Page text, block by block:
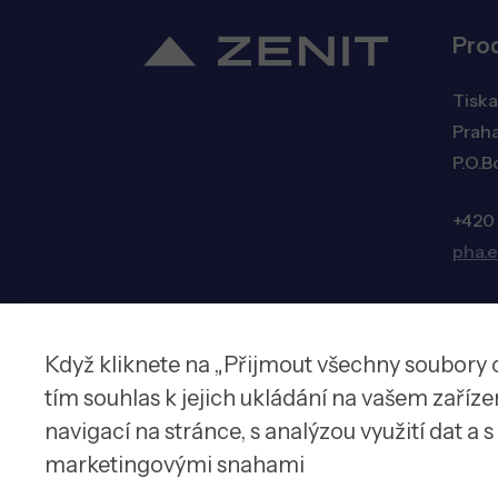
Když kliknete na „Přijmout všechny soubory
tím souhlas k jejich ukládání na vašem
navigací na stránce, s analýzou využití dat a
marketingovými snahami
© 2026 Zenit spol. s r.o.